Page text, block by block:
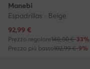
Manebi
Espadrillas · Beige
Prezzo attuale
92,99 €
Prezzo regolare140,00 €-33%
Prezzo più basso102,99 €-9%